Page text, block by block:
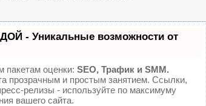
- Уникальные возможности от
пакетам оценки: SEO, Трафик и SMM.
прозрачным и простым занятием. Ссылки,
релизы - используйте по максимуму
вашего сайта.